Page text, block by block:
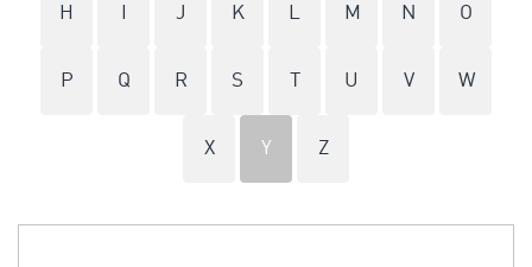
H J K L M N O
P Q R S U V W
X Y Z